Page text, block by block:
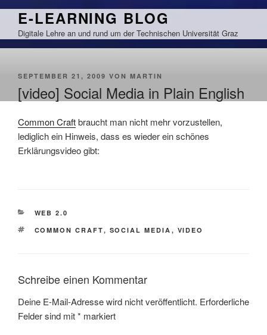
Zum
springen
E-LEARNING BLOG
Digitale Lehre an und rund um der Technischen Universität Graz
VERÖFFENTLICHT
SEPTEMBER 21, 2009 VON MARTIN
[video] Social Media in Plain English
Common Craftbraucht man nicht mehr vorzustellen,
lediglich ein Hinweis, dass es wieder ein schönes
Erklärungsvideo gibt:
KATEGORIEN
WEB 2.0
SCHLAGWÖRTER
COMMON CRAFT, SOCIAL MEDIA , VIDEO
Schreibe einen Kommentar
Deine E-Mail-Adresse wird nicht veröffentlicht. Erforderliche
Felder sind mit* markiert